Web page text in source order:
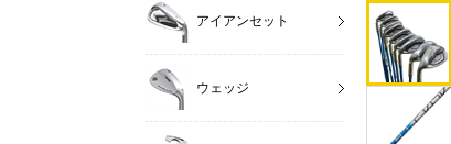
アイアンセット
ウェッジ